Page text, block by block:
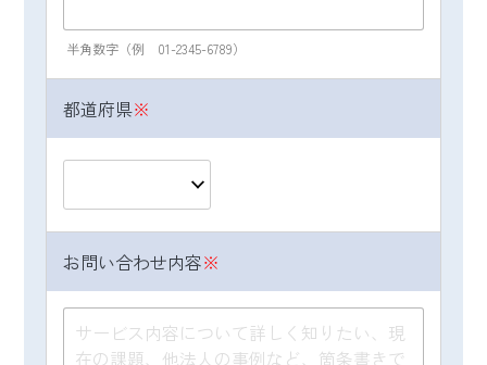
（５）個人情報の取扱いの委託について
ことがあります。その場合には、当社におい
て最善の考慮を行います。
（６) 個人情報を与えなかった場合に生じる結
に関する情報の一部をご提供いただけない場
合は、セミナーお申込みや資料ダウンロード
ができなかったり、お問い合わせ内容に回答
できない可能性があります。
半角数字（例 01-2345-6789）
都道府県※
お問い合わせ内容※